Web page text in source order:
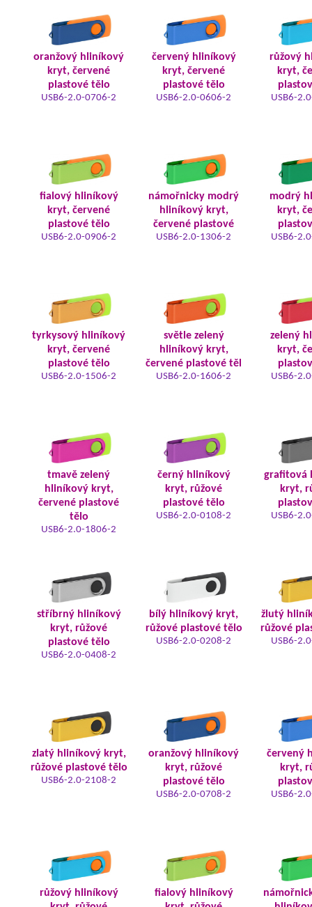
oranžový hliníkový
kryt, červené
plastové tělo
USB6-2.0-0706-2
červený hliníkový
kryt, červené
plastové tělo
USB6-2.0-0606-2
růžový
kryt,
USB6-
fialový hliníkový
kryt, červené
plastové tělo
USB6-2.0-0906-2
námořnicky modrý
hliníkový kryt,
červené plastové
USB6-2.0-1306-2
modrý
kryt,
USB6-
tyrkysový hliníkový
kryt, červené
plastové tělo
USB6-2.0-1506-2
světle zelený
hliníkový kryt,
červené plastové těl
USB6-2.0-1606-2
zelený
kryt,
USB6-
tmavě zelený
hliníkový kryt,
červené plastové
tělo
USB6-2.0-1806-2
černý hliníkový
kryt, růžové
plastové tělo
USB6-2.0-0108-2
grafitová
kryt,
USB6-
stříbrný hliníkový
kryt, růžové
plastové tělo
USB6-2.0-0408-2
bílý hliníkový kryt,
růžové plastové tělo
USB6-2.0-0208-2
žlutý
růžové
USB6-
zlatý hliníkový kryt,
růžové plastové tělo
USB6-2.0-2108-2
oranžový hliníkový
kryt, růžové
plastové tělo
USB6-2.0-0708-2
červený
kryt,
USB6-
růžový hliníkový
fialový hliníkový